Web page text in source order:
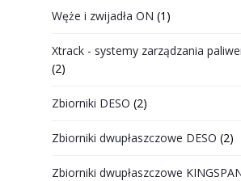
Węże i zwijadła ON (1)
Xtrack - systemy zarządzania
(2)
Zbiorniki DESO (2)
Zbiorniki dwupłaszczowe DESO (2)
Zbiorniki dwupłaszczowe